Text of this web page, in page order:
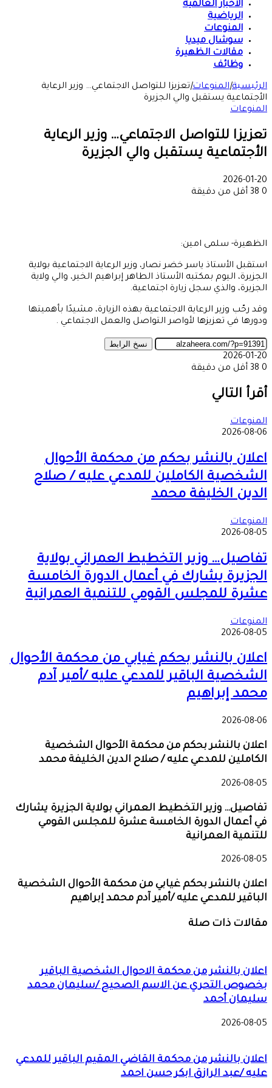
الأخبار العالمية
الرياضية
المنوعات
سوشال ميديا
مقالات الظهيرة
وظائف
الرئيسية|المنوعات|تعزيزا للتواصل الاجتماعي… وزير الرعاية
الأجتماعية يستقبل والي الجزيرة
المنوعات
تعزيزا للتواصل الاجتماعي… وزير الرعاية
الأجتماعية يستقبل والي الجزيرة
2026-01-20
0
أقل من دقيقة
الظهيرة- سلمى امين:
استقبل الأستاذ ياسر خضر نصار، وزير الرعاية الاجتماعية بولاية
الجزيرة، اليوم بمكتبه الأستاذ الطاهر إبراهيم الخير، والي ولاية
الجزيرة، والذي سجل زيارة اجتماعية.
وقد رحّب وزير الرعاية الاجتماعية بهذه الزيارة، مشيدًا بأهميتها
ودورها في تعزيزها لأواصر التواصل والعمل الاجتماعي .
نسخ الرابط
2026-01-20
0
أقل من دقيقة
عبر
البريد
أقرأ التالي
المنوعات
2026-08-06
اعلان بالنشر بحكم من محكمة الأحوال
الشخصية الكاملين للمدعي عليه / صلاح
الدين الخليفة محمد
المنوعات
2026-08-05
تفاصيل… وزير التخطيط العمراني بولاية
الجزيرة يشارك في أعمال الدورة الخامسة
عشرة للمجلس القومي للتنمية العمرانية
المنوعات
2026-08-05
اعلان بالنشر بحكم غيابي من محكمة الأحوال
الشخصية الباقير للمدعي عليه /أمير آدم
محمد إبراهيم
2026-08-06
اعلان بالنشر بحكم من محكمة الأحوال الشخصية
الكاملين للمدعي عليه / صلاح الدين الخليفة محمد
2026-08-05
تفاصيل… وزير التخطيط العمراني بولاية الجزيرة يشارك
في أعمال الدورة الخامسة عشرة للمجلس القومي
للتنمية العمرانية
2026-08-05
اعلان بالنشر بحكم غيابي من محكمة الأحوال الشخصية
الباقير للمدعي عليه /أمير آدم محمد إبراهيم
مقالات ذات صلة
اعلان بالنشر من محكمة الاحوال الشخصية الباقير
بخصوص التحري عن الاسم الصحيح /سليمان محمد
سليمان أحمد
2026-08-05
اعلان بالنشر من محكمة القاضي المقيم الباقير للمدعي
عليه /عبد الرازق ابكر حسن احمد